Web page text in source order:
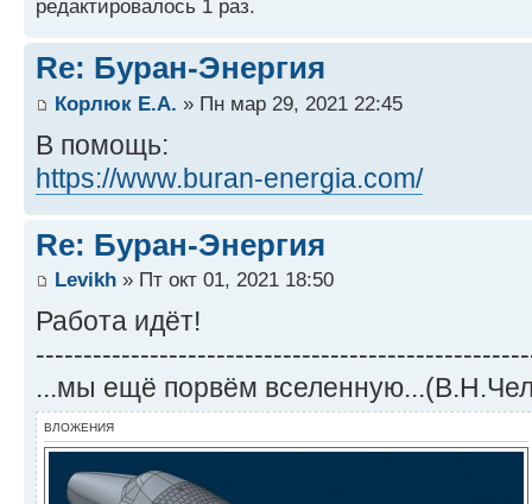
редактировалось 1 раз.
Re: Буран-Энергия
Корлюк Е.А. » Пн мар 29, 2021 22:45
В помощь:
https://www.buran-energia.com/
Re: Буран-Энергия
Levikh » Пт окт 01, 2021 18:50
Работа идёт!
...мы ещё порвём
ВЛОЖЕНИЯ